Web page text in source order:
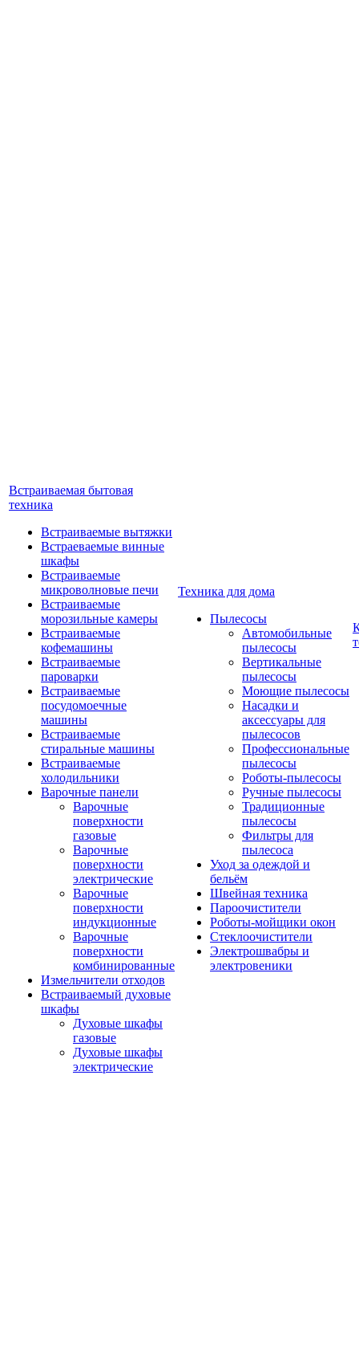
Встраиваемая бытовая
техника
Встраиваемые вытяжки
Встраеваемые винные
шкафы
Встраиваемые
микроволновые печи
Встраиваемые
морозильные камеры
Встраиваемые
кофемашины
Встраиваемые
пароварки
Встраиваемые
посудомоечные
машины
Встраиваемые
стиральные машины
Встраиваемые
холодильники
Варочные панели
Варочные
поверхности
газовые
Варочные
поверхности
электрические
Варочные
поверхности
индукционные
Варочные
поверхности
комбинированные
Измельчители отходов
Встраиваемый духовые
шкафы
Духовые шкафы
газовые
Духовые шкафы
электрические
Техника для дома
Пылесосы
Автомобильные
пылесосы
Вертикальные
пылесосы
Моющие пылесосы
Насадки и
аксессуары для
пылесосов
Профессиональные
пылесосы
Роботы-пылесосы
Ручные пылесосы
Традиционные
пылесосы
Фильтры для
пылесоса
Уход за одеждой и
бельём
Швейная техника
Пароочистители
Роботы-мойщики окон
Стеклоочистители
Электрошвабры и
электровеники